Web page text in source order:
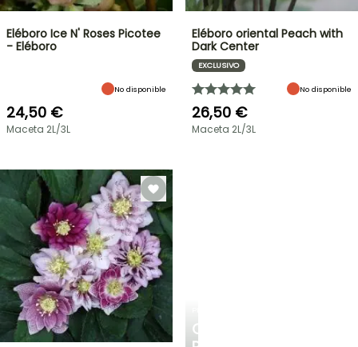
CONSEJOS
Eléboro Ice N' Roses Picotee
- Eléboro
No disponible
24,50 €
Maceta 2L/3L
Eléboro oriental Peach with
Dark Center
EXCLUSIVO
No disponible
26,50 €
Maceta 2L/3L